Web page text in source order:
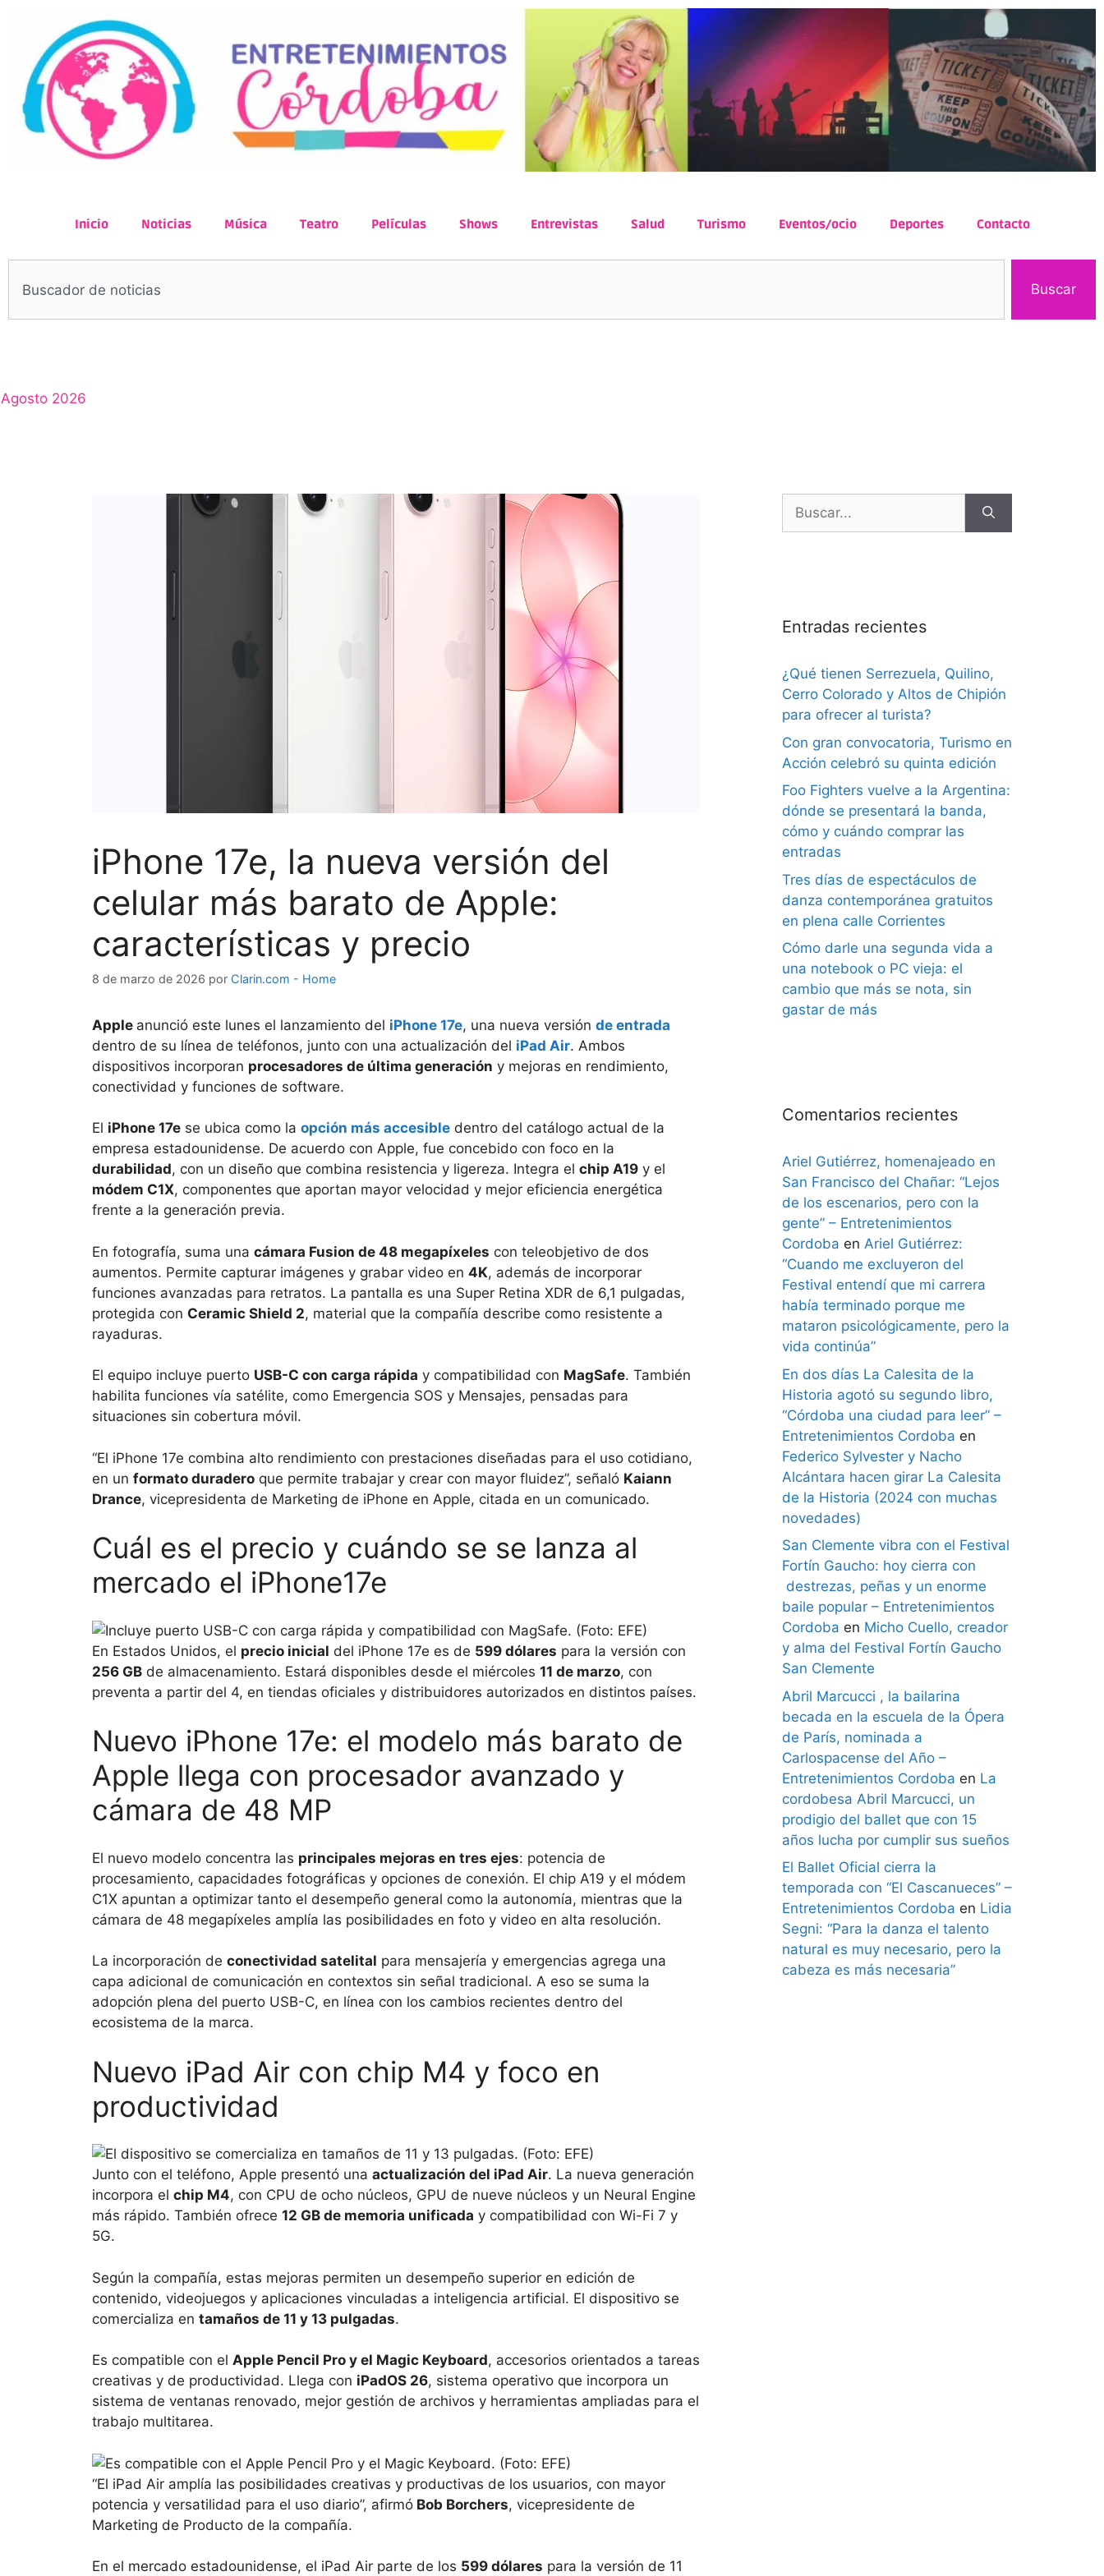
Inicio Noticias Música Teatro Películas Shows Entrevistas Salud Turismo Eventos/ocio Deportes Contacto
Buscar
Agosto 2026
iPhone 17e, la nueva versión del
celular más barato de Apple:
características y precio
8 de marzo de 2026 por Clarin.com - Home
Apple anunció este lunes el lanzamiento del iPhone 17e, una nueva versión de entrada
dentro de su línea de teléfonos, junto con una actualización del iPad Air. Ambos
dispositivos incorporan procesadores de última generación y mejoras en rendimiento,
conectividad y funciones de software.
El iPhone 17e se ubica como la opción más accesible dentro del catálogo actual de la
empresa estadounidense. De acuerdo con Apple, fue concebido con foco en la
durabilidad, con un diseño que combina resistencia y ligereza. Integra el chip A19 y el
módem C1X, componentes que aportan mayor velocidad y mejor eficiencia energética
frente a la generación previa.
En fotografía, suma una cámara Fusion de 48 megapíxeles con teleobjetivo de dos
aumentos. Permite capturar imágenes y grabar video en 4K, además de incorporar
funciones avanzadas para retratos. La pantalla es una Super Retina XDR de 6,1 pulgadas,
protegida con Ceramic Shield 2, material que la compañía describe como resistente a
rayaduras.
El equipo incluye puerto USB-C con carga rápida y compatibilidad con MagSafe. También
habilita funciones vía satélite, como Emergencia SOS y Mensajes, pensadas para
situaciones sin cobertura móvil.
“El iPhone 17e combina alto rendimiento con prestaciones diseñadas para el uso cotidiano,
en un formato duradero que permite trabajar y crear con mayor fluidez”, señaló Kaiann
Drance, vicepresidenta de Marketing de iPhone en Apple, citada en un comunicado.
Cuál es el precio y cuándo se se lanza al
mercado el iPhone17e
En Estados Unidos, el precio inicial del iPhone 17e es de 599 dólares para la versión con
256 GB de almacenamiento. Estará disponibles desde el miércoles 11 de marzo, con
preventa a partir del 4, en tiendas oficiales y distribuidores autorizados en distintos países.
Nuevo iPhone 17e: el modelo más barato de
Apple llega con procesador avanzado y
cámara de 48 MP
El nuevo modelo concentra las principales mejoras en tres ejes: potencia de
procesamiento, capacidades fotográficas y opciones de conexión. El chip A19 y el módem
C1X apuntan a optimizar tanto el desempeño general como la autonomía, mientras que la
cámara de 48 megapíxeles amplía las posibilidades en foto y video en alta resolución.
La incorporación de conectividad satelital para mensajería y emergencias agrega una
capa adicional de comunicación en contextos sin señal tradicional. A eso se suma la
adopción plena del puerto USB-C, en línea con los cambios recientes dentro del
ecosistema de la marca.
Nuevo iPad Air con chip M4 y foco en
productividad
Junto con el teléfono, Apple presentó una actualización del iPad Air. La nueva generación
incorpora el chip M4, con CPU de ocho núcleos, GPU de nueve núcleos y un Neural Engine
más rápido. También ofrece 12 GB de memoria unificada y compatibilidad con Wi-Fi 7 y
5G.
Según la compañía, estas mejoras permiten un desempeño superior en edición de
contenido, videojuegos y aplicaciones vinculadas a inteligencia artificial. El dispositivo se
comercializa en tamaños de 11 y 13 pulgadas.
Es compatible con el Apple Pencil Pro y el Magic Keyboard, accesorios orientados a tareas
creativas y de productividad. Llega con iPadOS 26, sistema operativo que incorpora un
sistema de ventanas renovado, mejor gestión de archivos y herramientas ampliadas para el
trabajo multitarea.
“El iPad Air amplía las posibilidades creativas y productivas de los usuarios, con mayor
potencia y versatilidad para el uso diario”, afirmó Bob Borchers, vicepresidente de
Marketing de Producto de la compañía.
En el mercado estadounidense, el iPad Air parte de los 599 dólares para la versión de 11
Entradas recientes
¿Qué tienen Serrezuela, Quilino,
Cerro Colorado y Altos de Chipión
para ofrecer al turista?
Con gran convocatoria, Turismo en
Acción celebró su quinta edición
Foo Fighters vuelve a la Argentina:
dónde se presentará la banda,
cómo y cuándo comprar las
entradas
Tres días de espectáculos de
danza contemporánea gratuitos
en plena calle Corrientes
Cómo darle una segunda vida a
una notebook o PC vieja: el
cambio que más se nota, sin
gastar de más
Comentarios recientes
Ariel Gutiérrez, homenajeado en
San Francisco del Chañar: “Lejos
de los escenarios, pero con la
gente” – Entretenimientos
Cordoba en Ariel Gutiérrez:
“Cuando me excluyeron del
Festival entendí que mi carrera
había terminado porque me
mataron psicológicamente, pero la
vida continúa”
En dos días La Calesita de la
Historia agotó su segundo libro,
“Córdoba una ciudad para leer” –
Entretenimientos Cordoba en
Federico Sylvester y Nacho
Alcántara hacen girar La Calesita
de la Historia (2024 con muchas
novedades)
San Clemente vibra con el Festival
Fortín Gaucho: hoy cierra con
destrezas, peñas y un enorme
baile popular – Entretenimientos
Cordoba en Micho Cuello, creador
y alma del Festival Fortín Gaucho
San Clemente
Abril Marcucci , la bailarina
becada en la escuela de la Ópera
de París, nominada a
Carlospacense del Año –
Entretenimientos Cordoba en La
cordobesa Abril Marcucci, un
prodigio del ballet que con 15
años lucha por cumplir sus sueños
El Ballet Oficial cierra la
temporada con “El Cascanueces” –
Entretenimientos Cordoba en Lidia
Segni: “Para la danza el talento
natural es muy necesario, pero la
cabeza es más necesaria”